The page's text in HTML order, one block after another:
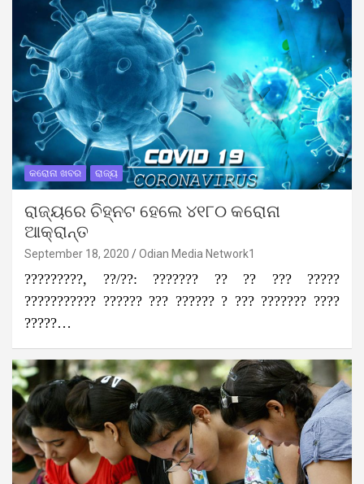
କରୋନା ଖବର ରାଜ୍ୟ
ରାଜ୍ୟରେ ଚିହ୍ନଟ ହେଲେ ୪୧୮୦ କରୋନା
ଆକ୍ରାନ୍ତ
September 18, 2020 Odian Media Network1
?????????, ??/??: ??????? ?? ?? ??? ?????
??????????? ?????? ??? ?????? ? ??? ??????? ????
?????…